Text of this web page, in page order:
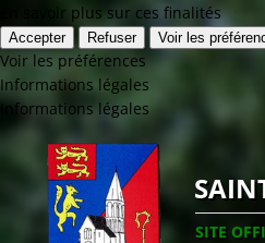
En savoir plus sur ces finalités
Accepter Refuser Voir les
Voir les préférences
Informations légales
Informations légales
SITE